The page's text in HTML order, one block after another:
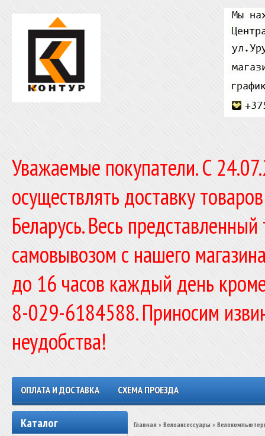
Уважаемые покупатели. C
осуществлять доставку
Беларусь. Весь
самовывозом с нашего
до 16 часов каждый день
8-029-6184588. Приносим
неудобства!
ОПЛАТА И ДОСТАВКА СХЕМА ПРОЕЗДА
Каталог Главная » Велоаксессуары »